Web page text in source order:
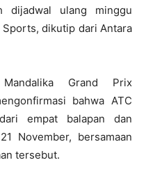
dijadwal ulang minggu
Sports, dikutip dari Antara
Grand Prix
bahwa ATC
empat balapan dan
November, bersamaan
tersebut.